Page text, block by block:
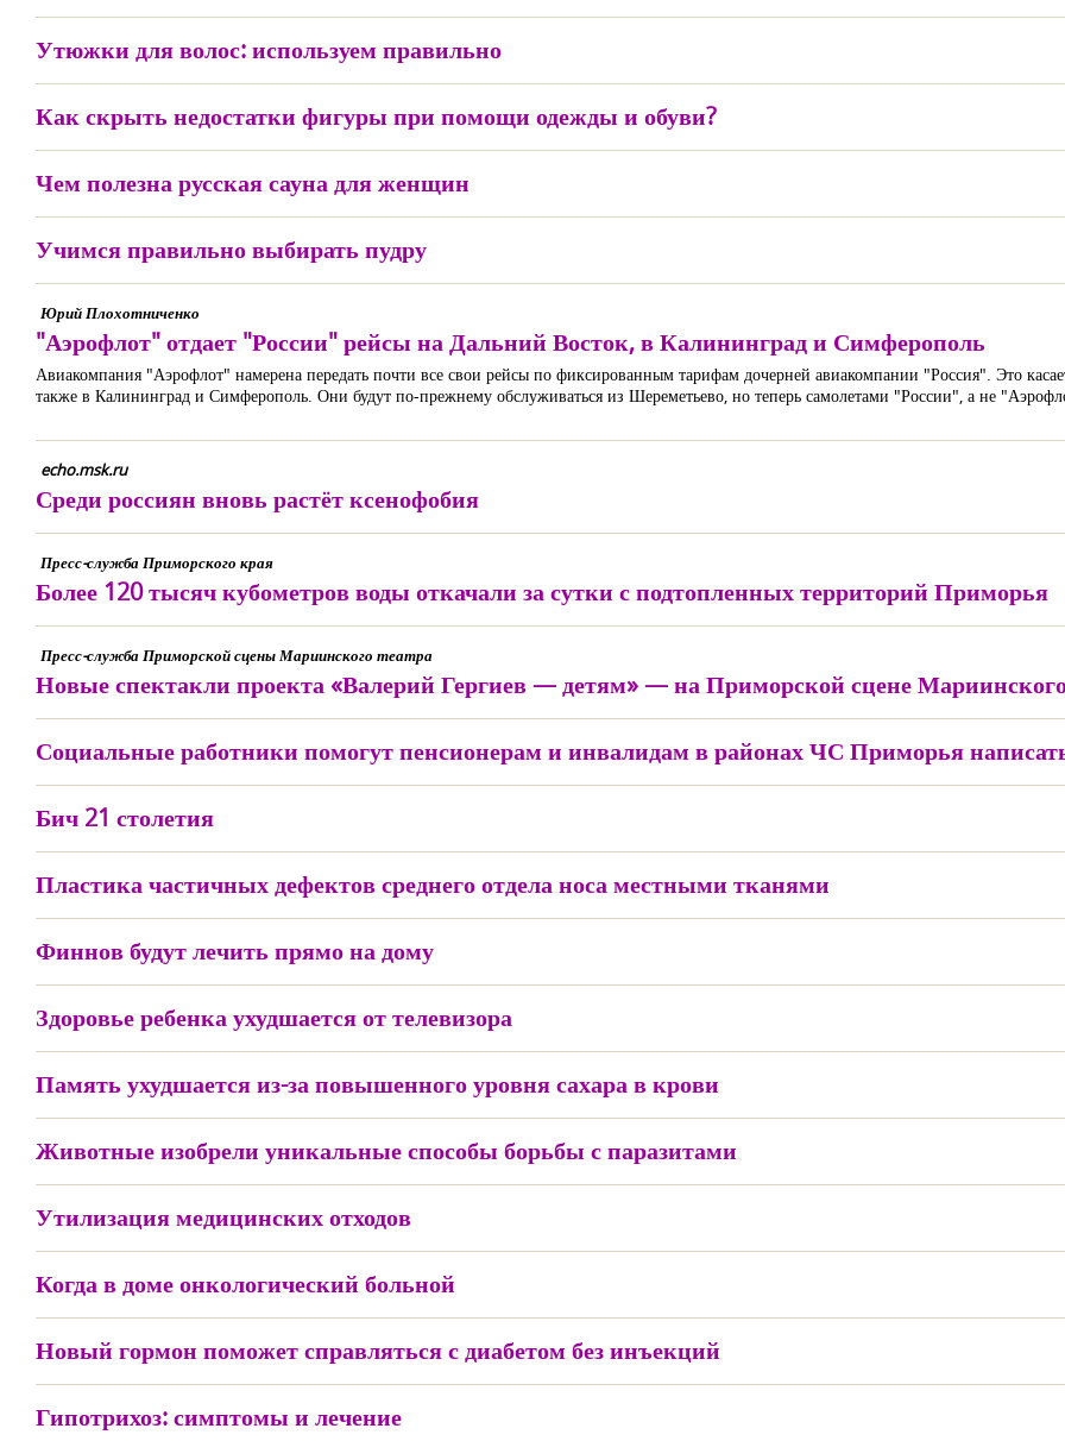
Утюжки для волос: используем правильно
Как скрыть недостатки фигуры при помощи одежды и обуви?
Чем полезна русская сауна для женщин
Учимся правильно выбирать пудру
Юрий Плохотниченко
"Аэрофлот" отдает "России" рейсы на Дальний Восток, в Калининград и Симферополь
Авиакомпания "Аэрофлот" намерена передать почти все свои рейсы по фиксированным тарифам дочерней авиакомпании "Россия". Это
также в Калининград и Симферополь. Они будут по-прежнему обслуживаться из Шереметьево, но теперь самолетами "России", а не
echo.msk.ru
Среди россиян вновь растёт ксенофобия
Пресс-служба Приморского края
Более 120 тысяч кубометров воды откачали за сутки с подтопленных территорий Приморья
Пресс-служба Приморской сцены Мариинского театра
Новые спектакли проекта «Валерий Гергиев — детям» — на Приморской сцене
Социальные работники помогут пенсионерам и инвалидам в районах ЧС Приморья
Бич 21 столетия
Пластика частичных дефектов среднего отдела носа местными тканями
Финнов будут лечить прямо на дому
Здоровье ребенка ухудшается от телевизора
Память ухудшается из-за повышенного уровня сахара в крови
Животные изобрели уникальные способы борьбы с паразитами
Утилизация медицинских отходов
Когда в доме онкологический больной
Новый гормон поможет справляться с диабетом без инъекций
Гипотрихоз: симптомы и лечение